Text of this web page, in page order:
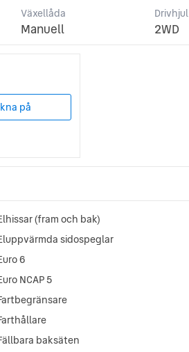
Växellåda
Manuell
Drivhjul
2WD
på
(fram och bak)
sidospeglar
6
NCAP 5
baksäten